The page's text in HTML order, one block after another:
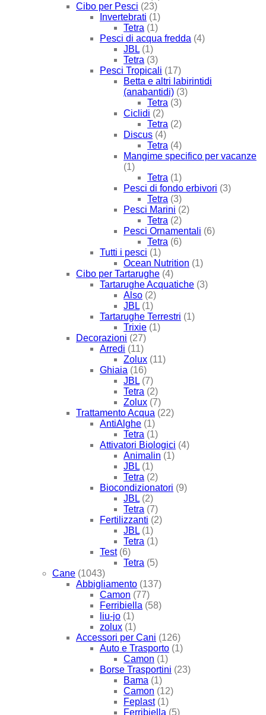
Cibo per Pesci (23)
Invertebrati (1)
Tetra (1)
Pesci di acqua fredda (4)
JBL (1)
Tetra (3)
Pesci Tropicali (17)
Betta e altri labirintidi
(anabantidi) (3)
Tetra (3)
Ciclidi (2)
Tetra (2)
Discus (4)
Tetra (4)
Mangime specifico per vacanze
(1)
Tetra (1)
Pesci di fondo erbivori (3)
Tetra (3)
Pesci Marini (2)
Tetra (2)
Pesci Ornamentali (6)
Tetra (6)
Tutti i pesci (1)
Ocean Nutrition (1)
Cibo per Tartarughe (4)
Tartarughe Acquatiche (3)
Also (2)
JBL (1)
Tartarughe Terrestri (1)
Trixie (1)
Decorazioni (27)
Arredi (11)
Zolux (11)
Ghiaia (16)
JBL (7)
Tetra (2)
Zolux (7)
Trattamento Acqua (22)
AntiAlghe (1)
Tetra (1)
Attivatori Biologici (4)
Animalin (1)
JBL (1)
Tetra (2)
Biocondizionatori (9)
JBL (2)
Tetra (7)
Fertilizzanti (2)
JBL (1)
Tetra (1)
Test (6)
Tetra (5)
Cane (1043)
Abbigliamento (137)
Camon (77)
Ferribiella (58)
liu-jo (1)
zolux (1)
Accessori per Cani (126)
Auto e Trasporto (1)
Camon (1)
Borse Trasportini (23)
Bama (1)
Camon (12)
Feplast (1)
Ferribiella (5)